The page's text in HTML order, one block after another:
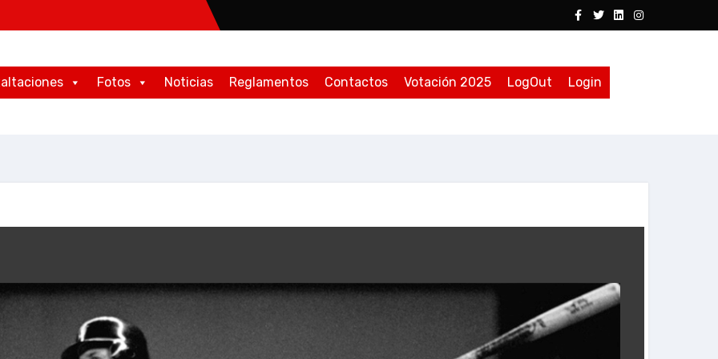
Fotos Noticias Reglamentos Contactos Votación 2025 LogOut Login